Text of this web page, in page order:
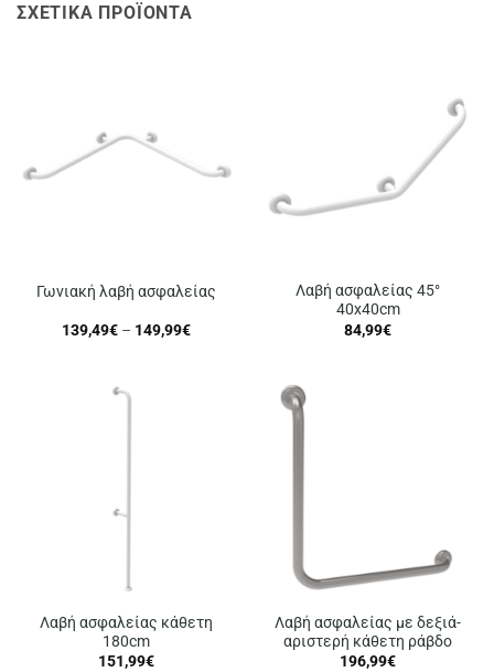
ΣΧΕΤΙΚΆ ΠΡΟΪΌΝΤΑ
Γωνιακή λαβή ασφαλείας
139,49€ – 149,99€Price
Λαβή ασφαλείας 45°
40x40cm
84,99€
Λαβή ασφαλείας κάθετη
180cm
151,99€
Λαβή ασφαλείας με δεξιά-
αριστερή κάθετη ράβδο
196,99€